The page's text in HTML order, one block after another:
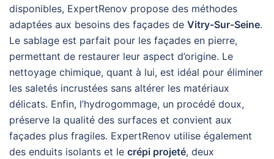
disponibles, ExpertRenov propose des méthodes
adaptées aux besoins des façades de Vitry-Sur-Seine.
Le sablage est parfait pour les façades en pierre,
permettant de restaurer leur aspect d’origine. Le
nettoyage chimique, quant à lui, est idéal pour éliminer
les saletés incrustées sans altérer les matériaux
délicats. Enfin, l’hydrogommage, un procédé doux,
préserve la qualité des surfaces et convient aux
façades plus fragiles. ExpertRenov utilise également
des enduits isolants et le crépi projeté, deux